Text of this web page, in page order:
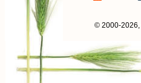
© 2000-2026,